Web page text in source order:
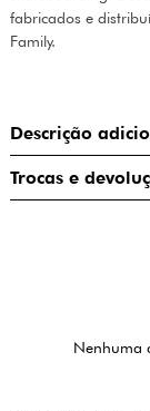
fabricados e
Family.
Descrição
Trocas e
Nenhuma